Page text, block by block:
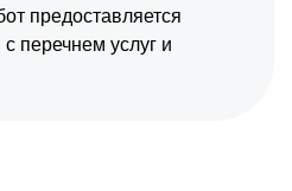
предоставляется
перечнем услуг и